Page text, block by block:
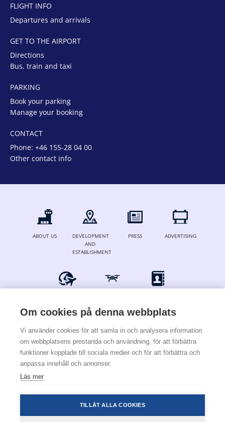
FLIGHT INFO
Departures and arrivals
GET TO THE AIRPORT
Directions
Bus, train and taxi
PARKING
Book your parking
Manage your booking
CONTACT
Phone: +46 155-28 04 00
Other contact info
ABOUT US
DEVELOPMENT
AND
ESTABLISHMENT
PRESS ADVERTISING
© 2024 Stockholm Skavsta Airport
×
För att installera den här
webbapplikationen i telefonen trycker du på
nedan och sedan Lägg till sida till.
Om cookies på denna webbplats
Vi använder cookies för att samla in och analysera information
om webbplatsens prestanda och användning, för att förbättra
funktioner kopplade till sociala medier och för att förbättra och
anpassa innehåll och annonser.
Läs mer
TILLÅT ALLA COOKIES